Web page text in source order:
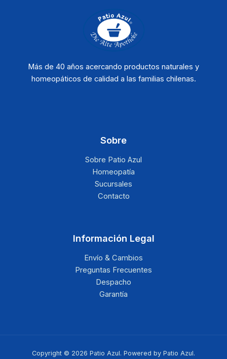
Más de 40 años acercando productos naturales y
homeopáticos de calidad a las familias chilenas.
Sobre
Sobre Patio Azul
Homeopatía
Sucursales
Contacto
Información Legal
Envío & Cambios
Preguntas Frecuentes
Despacho
Garantía
Copyright © 2026 Patio Azul. Powered by Patio Azul.